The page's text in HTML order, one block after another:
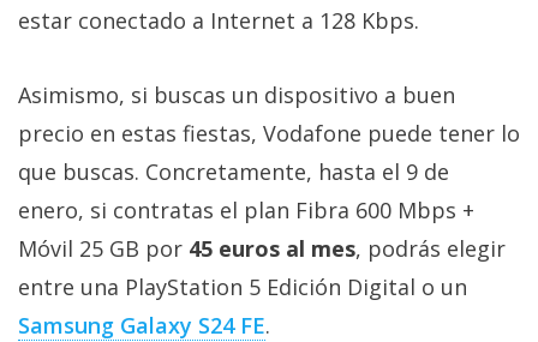
estar conectado a Internet a 128 Kbps.
Asimismo, si buscas un dispositivo a buen
precio en estas fiestas, Vodafone puede tener lo
que buscas. Concretamente, hasta el 9 de
enero, si contratas el plan Fibra 600 Mbps +
Móvil 25 GB por 45 euros al mes, podrás elegir
entre una PlayStation 5 Edición Digital o un
Samsung Galaxy S24 FE.